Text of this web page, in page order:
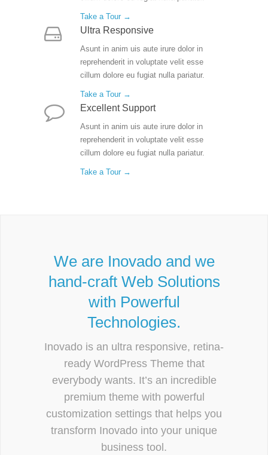
Take a Tour →
Ultra Responsive
Asunt in anim uis aute irure dolor in
reprehenderit in voluptate velit esse
cillum dolore eu fugiat nulla pariatur.
Take a Tour →
Excellent Support
Asunt in anim uis aute irure dolor in
reprehenderit in voluptate velit esse
cillum dolore eu fugiat nulla pariatur.
Take a Tour →
We are Inovado and we
hand-craft Web Solutions
with Powerful
Technologies.
Inovado is an ultra responsive, retina-
ready WordPress Theme that
everybody wants. It’s an incredible
premium theme with powerful
customization settings that helps you
transform Inovado into your unique
business tool.